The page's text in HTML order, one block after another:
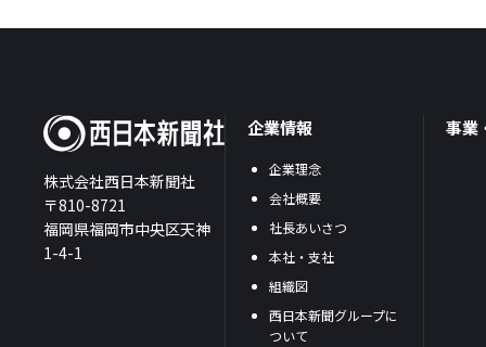
株式会社西日本新聞社
〒810-8721
福岡県福岡市中央区天神
1-4-1
企業情報
企業理念
会社概要
社長あいさつ
本社・支社
組織図
西日本新聞グループに
ついて
事業